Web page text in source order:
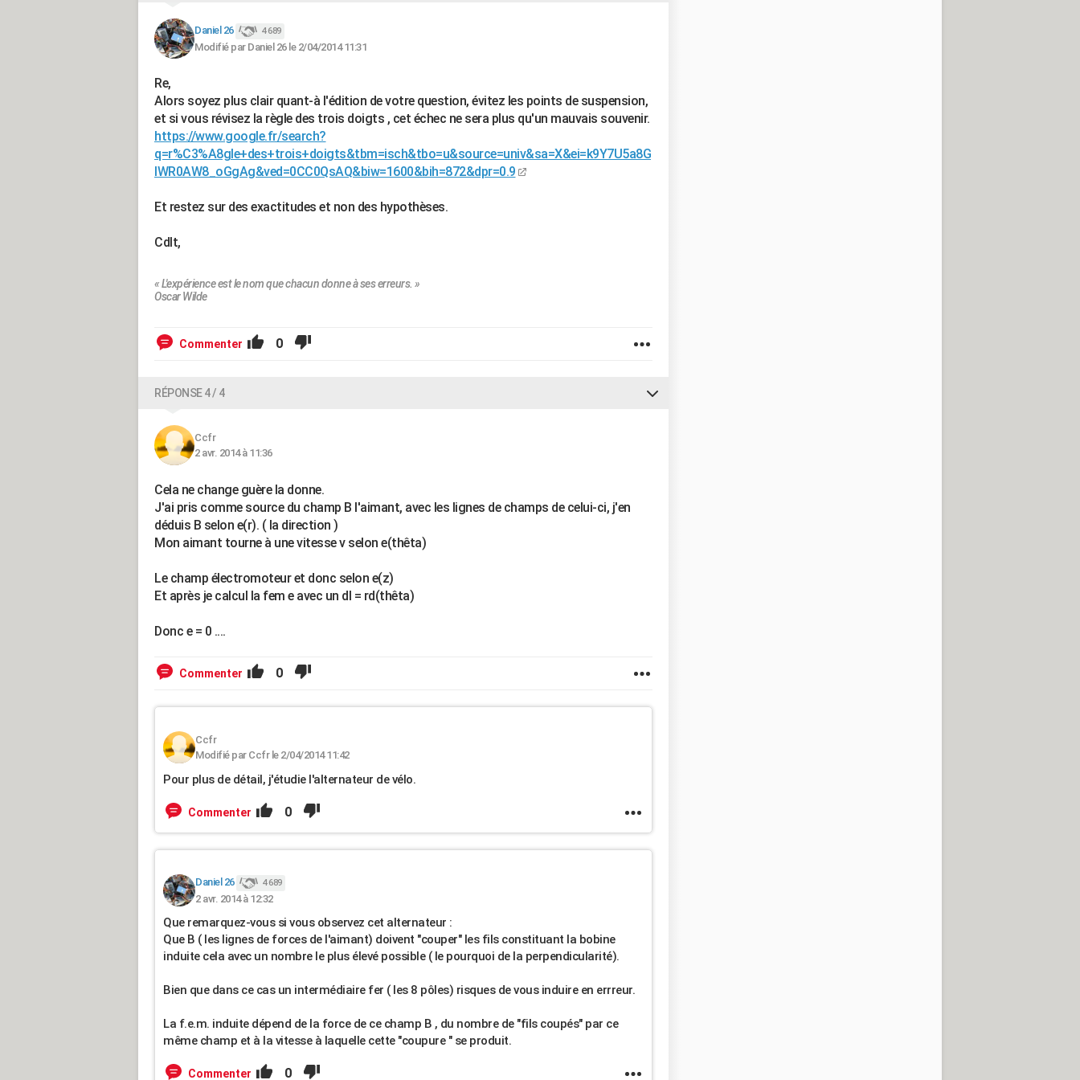
Daniel 26 4 689
Modifié par Daniel 26 le 2/04/2014 11:31
Re,
Alors soyez plus clair quant-à l'édition de votre question, évitez les points de suspension,
et si vous révisez la règle des trois doigts , cet échec ne sera plus qu'un mauvais souvenir.
https://www.google.fr/search?
q=r%C3%A8gle+des+trois+doigts&tbm=isch&tbo=u&source=univ&sa=X&ei=k9Y7U5a8G
IWR0AW8_oGgAg&ved=0CC0QsAQ&biw=1600&bih=872&dpr=0.9
Et restez sur des exactitudes et non des hypothèses.
Cdlt,
« L'expérience est le nom que chacun donne à ses erreurs. »
Oscar Wilde
Commenter 0
RÉPONSE 4 / 4
Ccfr
2 avr. 2014 à 11:36
Cela ne change guère la donne.
J'ai pris comme source du champ B l'aimant, avec les lignes de champs de celui-ci, j'en
déduis B selon e(r). ( la direction )
Mon aimant tourne à une vitesse v selon e(thêta)
Le champ électromoteur et donc selon e(z)
Et après je calcul la fem e avec un dl = rd(thêta)
Donc e = 0 ....
Commenter 0
Ccfr
Modifié par Ccfr le 2/04/2014 11:42
Pour plus de détail, j'étudie l'alternateur de vélo.
Commenter 0
Daniel 26 4 689
2 avr. 2014 à 12:32
Que remarquez-vous si vous observez cet alternateur :
Que B ( les lignes de forces de l'aimant) doivent "couper" les fils constituant la bobine
induite cela avec un nombre le plus élevé possible ( le pourquoi de la perpendicularité).
Bien que dans ce cas un intermédiaire fer ( les 8 pôles) risques de vous induire en errreur.
La f.e.m. induite dépend de la force de ce champ B , du nombre de "fils coupés" par ce
même champ et à la vitesse à laquelle cette "coupure " se produit.
Commenter 0